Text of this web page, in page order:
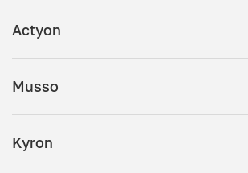
Actyon
Musso
Kyron